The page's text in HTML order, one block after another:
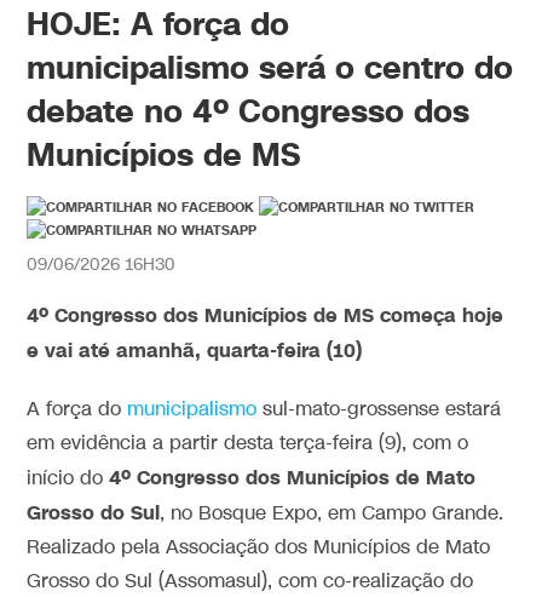
HOJE: A força do
municipalismo será o centro do
debate no 4º Congresso dos
Municípios de MS
09/06/2026 16H30
4º Congresso dos Municípios de MS começa hoje
e vai até amanhã, quarta-feira (10)
A força do municipalismo sul-mato-grossense estará
em evidência a partir desta terça-feira (9), com o
início do4º Congresso dos Municípios de Mato
Grosso do Sul, no Bosque Expo, em Campo Grande.
Realizado pela Associação dos Municípios de Mato
Grosso do Sul (Assomasul), com co-realização do